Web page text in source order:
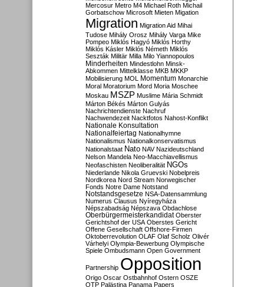
Mercosur Metro M4 Michael Roth Michail
Gorbatschow Microsoft Mieten Migation
Migration Migration Aid Mihai
Tudose Mihály Orosz Mihály Varga Mike
Pompeo Miklós Hagyó Miklós Horthy
Miklós Kásler Miklós Németh Miklós
Seszták Militär Milla Milo Yiannopoulos
Minderheiten Mindestlohn Minsk-
Abkommen Mittelklasse MKB MKKP
Mobilisierung MOL Momentum Monarchie
Moral Moratorium Mord Moria Moschee
Moskau MSZP Muslime Mária Schmidt
Márton Békés Márton Gulyás
Nachrichtendienste Nachruf
Nachwendezeit Nacktfotos Nahost-Konflikt
Nationale Konsultation
Nationalfeiertag Nationalhymne
Nationalismus Nationalkonservatismus
Nationalstaat Nato NAV Nazideutschland
Nelson Mandela Neo-Macchiavellismus
Neofaschisten Neoliberalität NGOs
Niederlande Nikola Gruevski Nobelpreis
Nordkorea Nord Stream Norwegischer
Fonds Notre Dame Notstand
Notstandsgesetze NSA-Datensammlung
Numerus Clausus Nyíregyháza
Népszabadság Népszava Obdachlose
Oberbürgermeisterkandidat Oberster
Gerichtshof der USA Oberstes Gericht
Offene Gesellschaft Offshore-Firmen
Oktoberrevolution OLAF Olaf Scholz Olivér
Várhelyi Olympia-Bewerbung Olympische
Spiele Ombudsmann Open Government
Partnership Opposition
Origo Oscar Ostbahnhof Ostern OSZE
OTP Palästina Panama Papers